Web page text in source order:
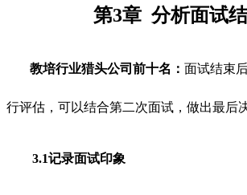
第3章 分析面试
教培行业猎头公司前十名： 面试结束
行评估，可以结合第二次面试，做出最后
3.1记录面试印象